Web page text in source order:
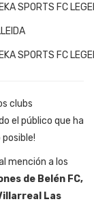
SPORTS FC
SPORTS FC
clubs
el público que ha
mención a los
de Belén FC,
Las